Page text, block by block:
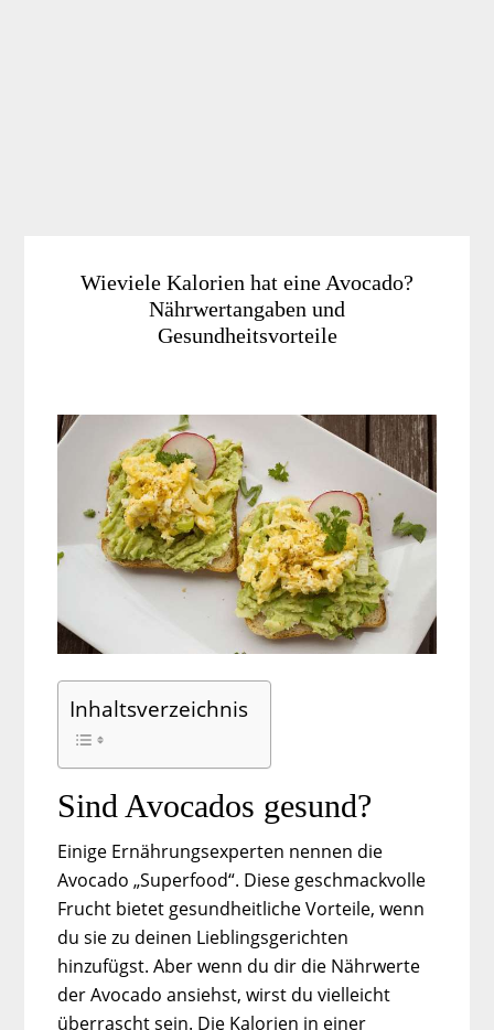
Wieviele Kalorien hat eine Avocado?
Nährwertangaben und
Gesundheitsvorteile
Inhaltsverzeichnis
Sind Avocados gesund?
Einige Ernährungsexperten nennen die
Avocado „Superfood“. Diese geschmackvolle
Frucht bietet gesundheitliche Vorteile, wenn
du sie zu deinen Lieblingsgerichten
hinzufügst. Aber wenn du dir die Nährwerte
der Avocado ansiehst, wirst du vielleicht
überrascht sein. Die Kalorien in einer